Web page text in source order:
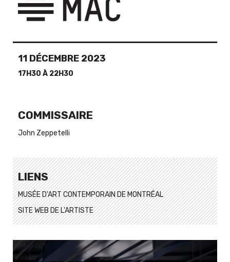
11 DÉCEMBRE 2023
17H30 À 22H30
COMMISSAIRE
John Zeppetelli
LIENS
MUSÉE D'ART CONTEMPORAIN DE MONTRÉAL
SITE WEB DE L'ARTISTE